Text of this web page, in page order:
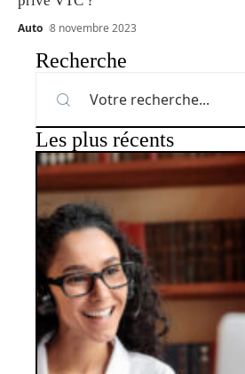
Auto 8 novembre 2023
Recherche
Les plus récents